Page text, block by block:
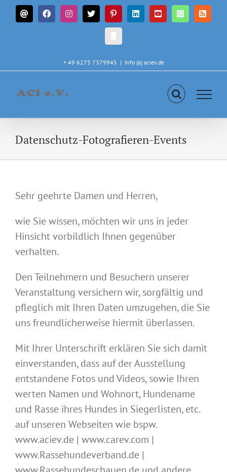
Zum
InhaltE-
Mail
FacebookInstagram
X PinterestLinkedInYouTubeWhatsApp
Rss
IN
+ 49 6275 7379945 | Info (a) aciev.de
Datenschutz-Fotografieren-Events
Sehr geehrte Damen und Herren,
wie Sie wissen, möchten wir uns in jeder
Hinsicht vorbildlich Ihnen gegenüber
verhalten.
Den Teilnehmern und Besuchern unserer
Veranstaltung versichern wir, sorgfältig und
pfleglich mit Ihren Daten umzugehen, die Sie
uns freundlicherweise hiermit überlassen.
Mit Ihrer Unterschrift erklären Sie sich damit
einverstanden, dass auf der Ausstellung
entstandene Fotos und Videos, sowie Ihren
werten Namen und Wohnort, Hundename
und Rasse ihres Hundes in Siegerlisten, etc.
auf unseren Webseiten wie bspw.
www.aciev.de | www.carev.com |
www.Rassehundeverband.de |